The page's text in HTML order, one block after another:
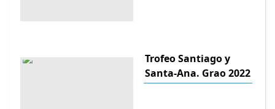
Trofeo Santiago y
Santa-Ana. Grao 2022